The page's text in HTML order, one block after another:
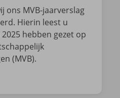
ons MVB-jaarverslag
Hierin leest u
hebben gezet op
(MVB).